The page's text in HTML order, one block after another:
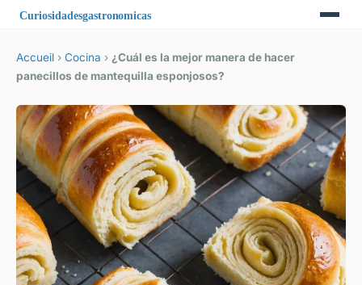
Accueil › Cocina › ¿Cuál es la mejor manera de hacer
panecillos de mantequilla esponjosos?